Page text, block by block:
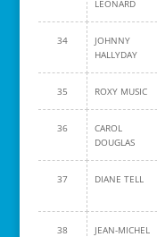
LEONARD
34
JOHNNY
HALLYDAY
35 ROXY MUSIC
36
CAROL
DOUGLAS
37 DIANE TELL
38
JEAN-MICHEL